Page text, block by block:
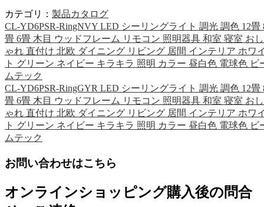
カテゴリ： 製品カタログ
CL-YD6PSR-RingNVY LED シーリングライト 調光 調色 12畳
畳 6畳 木目 ウッドフレーム リモコン 照明器具 和室 寝室 おし
ゃれ 直付け 北欧 ダイニング リビング 居間 インテリア ホワ
ト グリーン ネイビー キラキラ 照明 カラー 昼白色 電球色 ビ
ムテック
CL-YD6PSR-RingGYR LED シーリングライト 調光 調色 12畳
畳 6畳 木目 ウッドフレーム リモコン 照明器具 和室 寝室 おし
ゃれ 直付け 北欧 ダイニング リビング 居間 インテリア ホワ
ト グリーン ネイビー キラキラ 照明 カラー 昼白色 電球色 ビ
ムテック
お問い合わせはこちら
オンラインショッピング購入後の問合